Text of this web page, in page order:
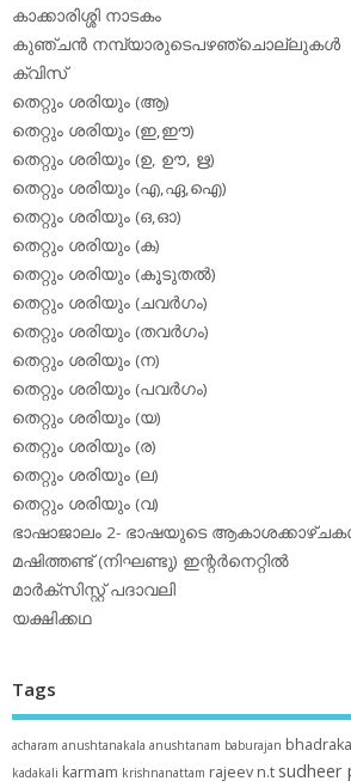
കാക്കാരിശ്ശി നാടകം
കുഞ്ചന്‍ നമ്പ്യാരുടെപഴഞ്ചൊല്ലുകള്‍
ക്വിസ്
തെറ്റും ശരിയും (ആ)
തെറ്റും ശരിയും (ഇ,ഈ)
തെറ്റും ശരിയും (ഉ, ഊ, ഋ)
തെറ്റും ശരിയും (എ,ഏ,ഐ)
തെറ്റും ശരിയും (ഒ,ഓ)
തെറ്റും ശരിയും (ക)
തെറ്റും ശരിയും (കൂടുതല്‍)
തെറ്റും ശരിയും (ചവര്‍ഗം)
തെറ്റും ശരിയും (തവര്‍ഗം)
തെറ്റും ശരിയും (ന)
തെറ്റും ശരിയും (പവര്‍ഗം)
തെറ്റും ശരിയും (യ)
തെറ്റും ശരിയും (ര)
തെറ്റും ശരിയും (ല)
തെറ്റും ശരിയും (വ)
ഭാഷാജാലം 2- ഭാഷയുടെ
മഷിത്തണ്ട് (നിഘണ്ടു) ഇന്റര്‍നെറ്റില്‍
മാര്‍ക്‌സിസ്റ്റ് പദാവലി
യക്ഷിക്കഥ
Tags
acharam anushtanakala anushtanam baburajan
kadakali karmam krishnanattam rajeev n.t sudheer